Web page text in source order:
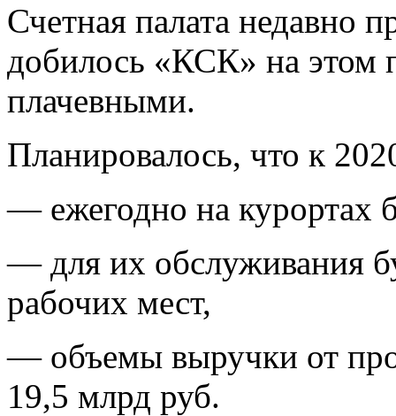
Счетная палата недавно
добилось «КСК» на этом
плачевными.
Планировалось, что к
— ежегодно на курортах
— для их обслуживания
рабочих мест,
— объемы выручки от
19,5 млрд руб.